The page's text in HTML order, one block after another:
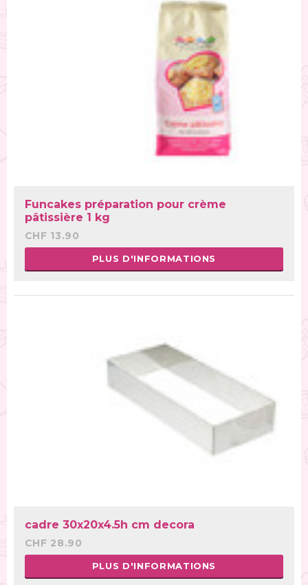
Funcakes préparation pour crème
pâtissière 1 kg
CHF 13.90
PLUS D'INFORMATIONS
cadre 30x20x4.5h cm decora
CHF 28.90
PLUS D'INFORMATIONS